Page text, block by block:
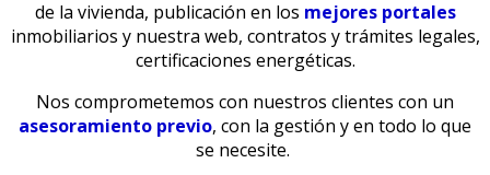
de la vivienda, publicación en los mejores portales
inmobiliarios y nuestra web, contratos y trámites legales,
certificaciones energéticas.
Nos comprometemos con nuestros clientes con un
asesoramiento previo, con la gestión y en todo lo que
se necesite.